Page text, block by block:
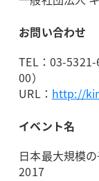
お問い合わせ
TEL：03-5321-
00）
URL： http://
イベント名
日本最大規模
2017